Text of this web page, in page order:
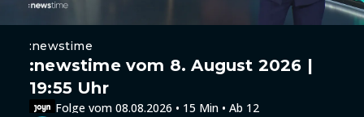
:newstime
:newstime vom 8. August 2026 |
19:55 Uhr
Folge vom 08.08.2026 • 15 Min • Ab 12